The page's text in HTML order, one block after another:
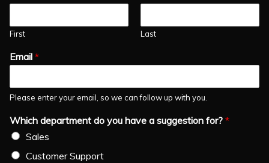
First Last
Email *
Please enter your email, so we can follow up with you.
Which department do you have a suggestion for? *
Sales
Customer Support